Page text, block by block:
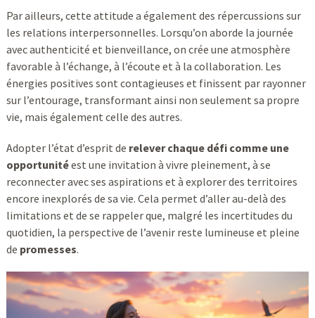
Par ailleurs, cette attitude a également des répercussions sur
les relations interpersonnelles. Lorsqu’on aborde la journée
avec authenticité et bienveillance, on crée une atmosphère
favorable à l’échange, à l’écoute et à la collaboration. Les
énergies positives sont contagieuses et finissent par rayonner
sur l’entourage, transformant ainsi non seulement sa propre
vie, mais également celle des autres.
Adopter l’état d’esprit de relever chaque défi comme une
opportunitéest une invitation à vivre pleinement, à se
reconnecter avec ses aspirations et à explorer des territoires
encore inexplorés de sa vie. Cela permet d’aller au-delà des
limitations et de se rappeler que, malgré les incertitudes du
quotidien, la perspective de l’avenir reste lumineuse et pleine
de promesses.